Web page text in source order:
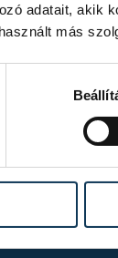
adatait, akik
más